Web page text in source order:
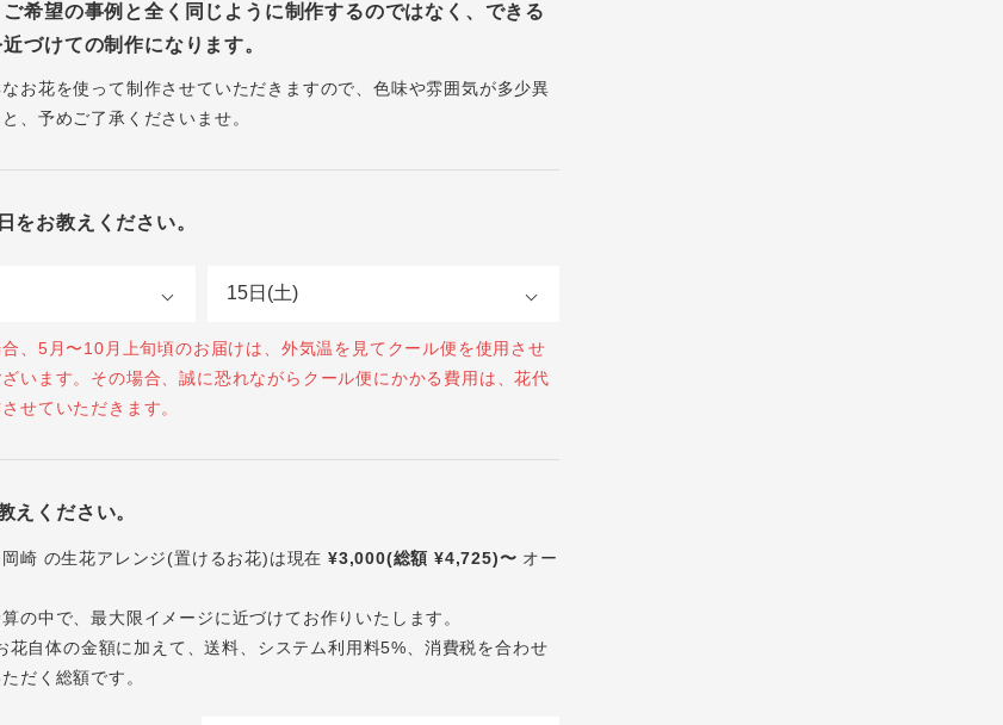
希望の事例と全く同じように制作するのではなく、できる
づけての制作になります。
お花を使って制作させていただきますので、色味や雰囲気が多少異
、予めご了承くださいませ。
をお教えください。
、5月〜10月上旬頃のお届けは、外気温を見てクール便を使用させ
います。その場合、誠に恐れながらクール便にかかる費用は、花代
せていただきます。
えください。
崎 の生花アレンジ(置けるお花)は現在 ¥3,000(総額 ¥4,725)〜 オー
の中で、最大限イメージに近づけてお作りいたします。
自体の金額に加えて、送料、システム利用料5%、消費税を合わせ
だく総額です。